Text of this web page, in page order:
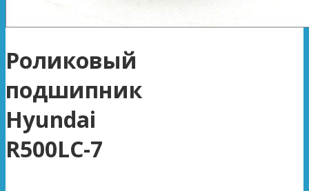
Роликовый
подшипник
Hyundai
R500LC-7